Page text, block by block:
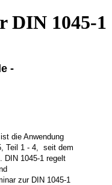
DIN 1045-1
-
die Anwendung
Teil 1 - 4, seit dem
DIN 1045-1 regelt
zur DIN 1045-1